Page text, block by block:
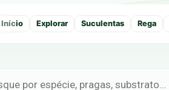
Início Explorar Suculentas Rega